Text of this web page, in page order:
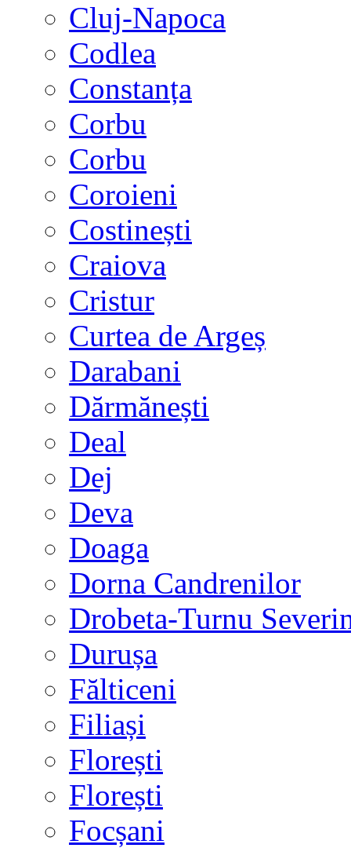
Cluj-Napoca
Codlea
Constanța
Corbu
Corbu
Coroieni
Costinești
Craiova
Cristur
Curtea de Argeș
Darabani
Dărmănești
Deal
Dej
Deva
Doaga
Dorna Candrenilor
Drobeta-Turnu
Durușa
Fălticeni
Filiași
Florești
Florești
Focșani